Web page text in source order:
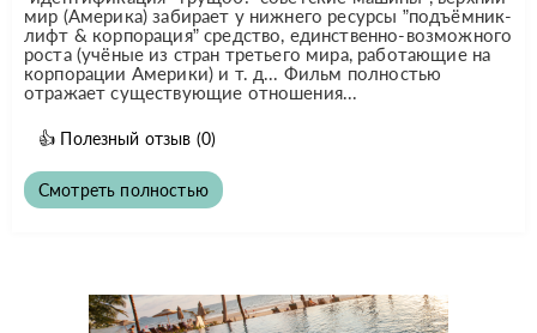
мир (Америка) забирает у нижнего ресурсы ”подъёмник-
лифт & корпорация” средство, единственно-возможного
роста (учёные из стран третьего мира, работающие на
корпорации Америки) и т. д... Фильм полностью
отражает существующие отношения...
👍 Полезный отзыв (0)
Смотреть полностью